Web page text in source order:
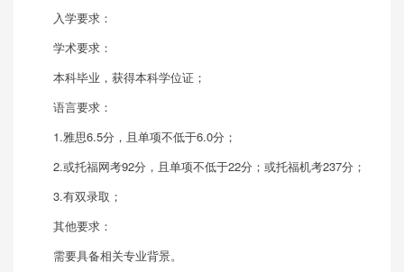
入学要求：
学术要求：
本科毕业，获得本科学位证；
语言要求：
1.雅思6.5分，且单项不低于6.0分；
2.或托福网考92分，且单项不低于22分；或托福机考237分；
3.有双录取；
其他要求：
需要具备相关专业背景。